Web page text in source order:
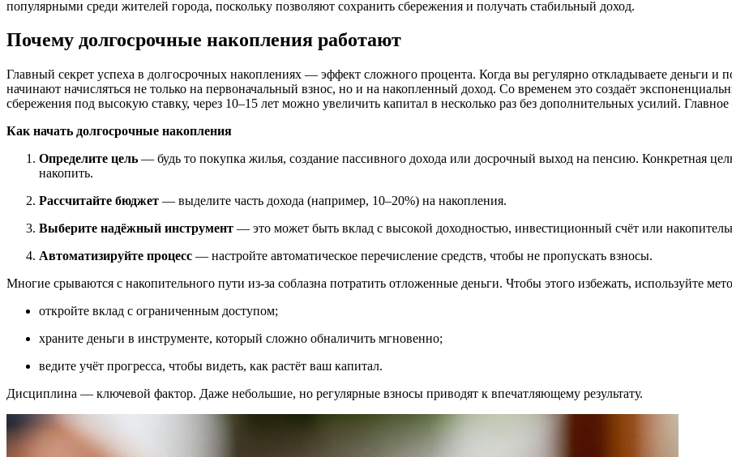
популярными среди жителей города, поскольку позволяют сохранить сбережения и получать стабильный доход.
Почему долгосрочные накопления работают
Главный секрет успеха в долгосрочных накоплениях — эффект сложного процента. Когда вы регулярно откладываете деньги и
начинают начисляться не только на первоначальный взнос, но и на накопленный доход. Со временем это создаёт
сбережения под высокую ставку, через 10–15 лет можно увеличить капитал в несколько раз без дополнительных усилий.
Как начать долгосрочные накопления
Определите цель — будь то покупка жилья, создание пассивного дохода или досрочный выход на пенсию. Конкретная
накопить.
Рассчитайте бюджет — выделите часть дохода (например, 10–20%) на накопления.
Выберите надёжный инструмент — это может быть вклад с высокой доходностью, инвестиционный счёт или
Автоматизируйте процесс — настройте автоматическое перечисление средств, чтобы не пропускать взносы.
Многие срываются с накопительного пути из-за соблазна потратить отложенные деньги. Чтобы этого избежать, используйте
откройте вклад с ограниченным доступом;
храните деньги в инструменте, который сложно обналичить мгновенно;
ведите учёт прогресса, чтобы видеть, как растёт ваш капитал.
Дисциплина — ключевой фактор. Даже небольшие, но регулярные взносы приводят к впечатляющему результату.